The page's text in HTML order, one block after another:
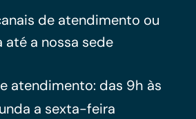
de atendimento ou
até a nossa sede
atendimento: das 9h às
a sexta-feira